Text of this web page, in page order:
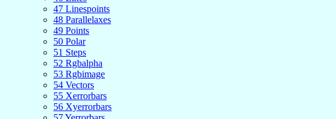
47 Linespoints
48 Parallelaxes
49 Points
50 Polar
51 Steps
52 Rgbalpha
53 Rgbimage
54 Vectors
55 Xerrorbars
56 Xyerrorbars